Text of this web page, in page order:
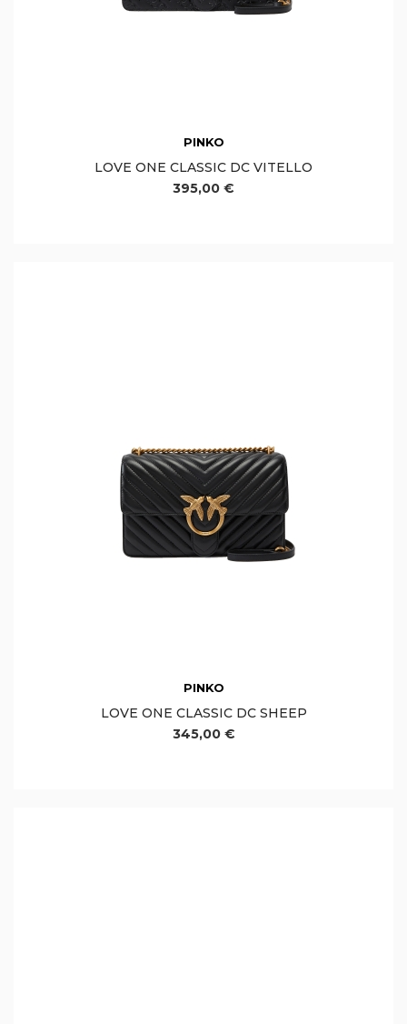
PINKO
LOVE ONE CLASSIC DC VITELLO
395,00 €
PINKO
LOVE ONE CLASSIC DC SHEEP
345,00 €